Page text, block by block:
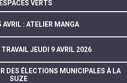
VERTS
AVRIL : ATELIER MANGA
JEUDI 9 AVRIL 2026
DES ÉLECTIONS MUNICIPALES À LA
SUZE